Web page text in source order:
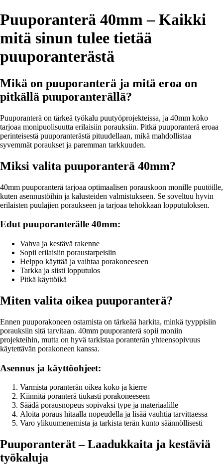
Puuporanterä 40mm – Kaikki
mitä sinun tulee tietää
puuporanterästä
Mikä on puuporanterä ja mitä eroa on
pitkällä puuporanterällä?
Puuporanterä on tärkeä työkalu puutyöprojekteissa, ja 40mm koko
tarjoaa monipuolisuutta erilaisiin porauksiin. Pitkä puuporanterä eroaa
perinteisestä puuporanterästä pituudellaan, mikä mahdollistaa
syvemmät poraukset ja paremman tarkkuuden.
Miksi valita puuporanterä 40mm?
40mm puuporanterä tarjoaa optimaalisen porauskoon monille puutöille,
kuten asennustöihin ja kalusteiden valmistukseen. Se soveltuu hyvin
erilaisten puulajien poraukseen ja tarjoaa tehokkaan lopputuloksen.
Edut puuporanterälle 40mm:
Vahva ja kestävä rakenne
Sopii erilaisiin poraustarpeisiin
Helppo käyttää ja vaihtaa porakoneeseen
Tarkka ja siisti lopputulos
Pitkä käyttöikä
Miten valita oikea puuporanterä?
Ennen puuporakoneen ostamista on tärkeää harkita, minkä tyyppisiin
porauksiin sitä tarvitaan. 40mm puuporanterä sopii moniin
projekteihin, mutta on hyvä tarkistaa poranterän yhteensopivuus
käytettävän porakoneen kanssa.
Asennus ja käyttöohjeet:
Varmista poranterän oikea koko ja kierre
Kiinnitä poranterä tiukasti porakoneeseen
Säädä porausnopeus sopivaksi type ja materiaalille
Aloita poraus hitaalla nopeudella ja lisää vauhtia tarvittaessa
Varo ylikuumenemista ja tarkista terän kunto säännöllisesti
Puuporanterät – Laadukkaita ja kestäviä
työkaluja